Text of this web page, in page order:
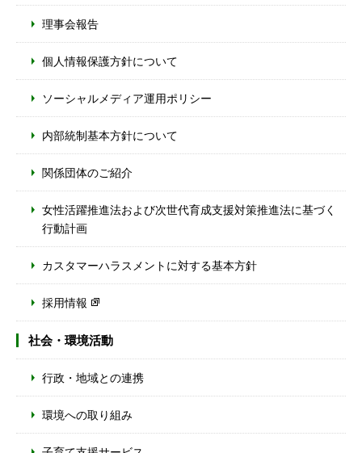
理事会報告
個人情報保護方針について
ソーシャルメディア運用ポリシー
内部統制基本方針について
関係団体のご紹介
女性活躍推進法および次世代育成支援対策推進法に基づく
行動計画
カスタマーハラスメントに対する基本方針
採用情報
社会・環境活動
行政・地域との連携
環境への取り組み